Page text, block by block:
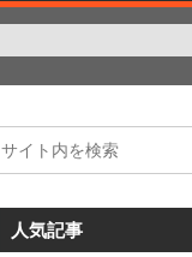
人気記事